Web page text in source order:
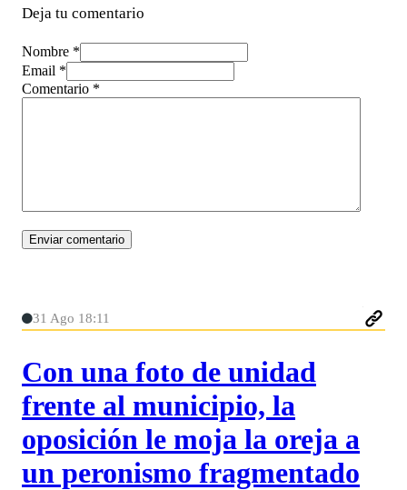
Deja tu comentario
Nombre *
Email *
Comentario *
31 Ago 18:11
Con una foto de unidad
frente al municipio, la
oposición le moja la oreja a
un peronismo fragmentado